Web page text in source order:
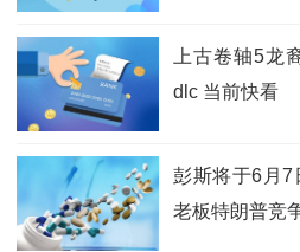
上古卷轴5龙
dlc 当前快看
彭斯将于6月7
老板特朗普竞